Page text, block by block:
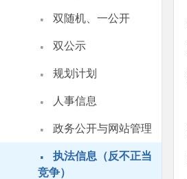
· 双随机、一公开
· 双公示
· 规划计划
· 人事信息
· 政务公开与网站管理
·
执法信息（反不正当
竞争）